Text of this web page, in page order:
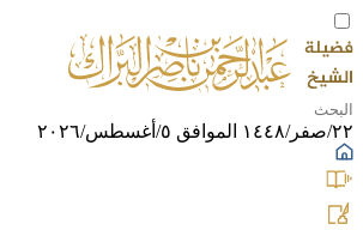
٢٢/صفر/١٤٤٨ الموافق ٥/أغسطس/٢٠٢٦